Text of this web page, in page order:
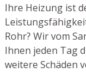
Ihre Heizung ist
Rohr? Wir vom
Ihnen jeden Tag
weitere Schäden